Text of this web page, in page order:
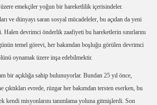
üzere emekçiler yoğun bir hareketlilik içerisindeler.
ve dünyayı saran sosyal mücadeleler, bu açıdan da yeni
devrimci önderlik zaafiyeti bu hareketlerin sınırlarını
temel görevi, her bakımdan boşluğu görülen devrimci
oynamak üzere inşa edebilmektir.
bir açıklığa sahip bulunuyorlar. Bundan 25 yıl önce,
çıktıkları evrede, rüzgar her bakımdan tersten eserken, bu
kendi misyonlarını tanımlama yoluna gitmişlerdi. Son